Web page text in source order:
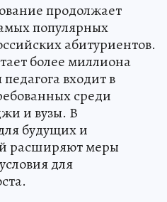
продолжает
популярных
абитуриентов.
более миллиона
входит в
среди
и вузы. В
будущих и
расширяют меры
для